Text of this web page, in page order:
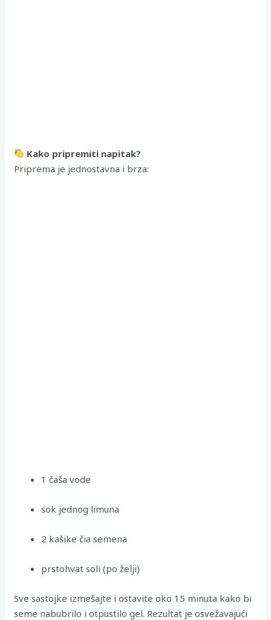
Kako pripremiti napitak?
Priprema je jednostavna i brza:
1 čaša vode
sok jednog limuna
2 kašike čia semena
prstohvat soli (po želji)
Sve sastojke izmešajte i ostavite oko 15 minuta kako bi
seme nabubrilo i otpustilo gel. Rezultat je osvežavajući